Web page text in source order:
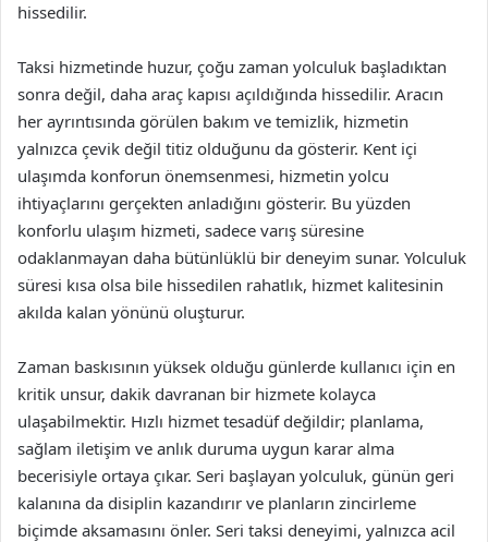
hissedilir.
Taksi hizmetinde huzur, çoğu zaman yolculuk başladıktan
sonra değil, daha araç kapısı açıldığında hissedilir. Aracın
her ayrıntısında görülen bakım ve temizlik, hizmetin
yalnızca çevik değil titiz olduğunu da gösterir. Kent içi
ulaşımda konforun önemsenmesi, hizmetin yolcu
ihtiyaçlarını gerçekten anladığını gösterir. Bu yüzden
konforlu ulaşım hizmeti, sadece varış süresine
odaklanmayan daha bütünlüklü bir deneyim sunar. Yolculuk
süresi kısa olsa bile hissedilen rahatlık, hizmet kalitesinin
akılda kalan yönünü oluşturur.
Zaman baskısının yüksek olduğu günlerde kullanıcı için en
kritik unsur, dakik davranan bir hizmete kolayca
ulaşabilmektir. Hızlı hizmet tesadüf değildir; planlama,
sağlam iletişim ve anlık duruma uygun karar alma
becerisiyle ortaya çıkar. Seri başlayan yolculuk, günün geri
kalanına da disiplin kazandırır ve planların zincirleme
biçimde aksamasını önler. Seri taksi deneyimi, yalnızca acil